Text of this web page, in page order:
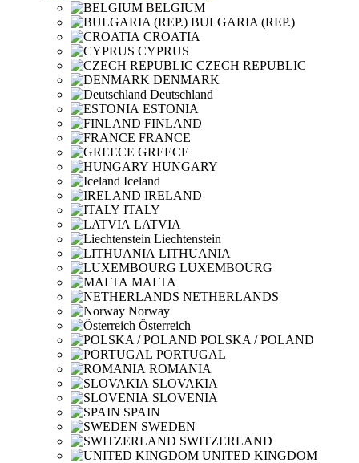
BELGIUM
BULGARIA (REP.)
CROATIA
CYPRUS
CZECH REPUBLIC
DENMARK
Deutschland
ESTONIA
FINLAND
FRANCE
GREECE
HUNGARY
Iceland
IRELAND
ITALY
LATVIA
Liechtenstein
LITHUANIA
LUXEMBOURG
MALTA
NETHERLANDS
Norway
Österreich
POLSKA / POLAND
PORTUGAL
ROMANIA
SLOVAKIA
SLOVENIA
SPAIN
SWEDEN
SWITZERLAND
UNITED KINGDOM